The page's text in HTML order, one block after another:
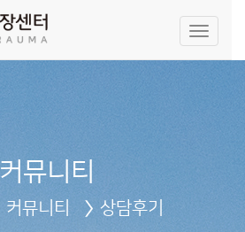
네
비
커뮤니티
커뮤니티 상담후기